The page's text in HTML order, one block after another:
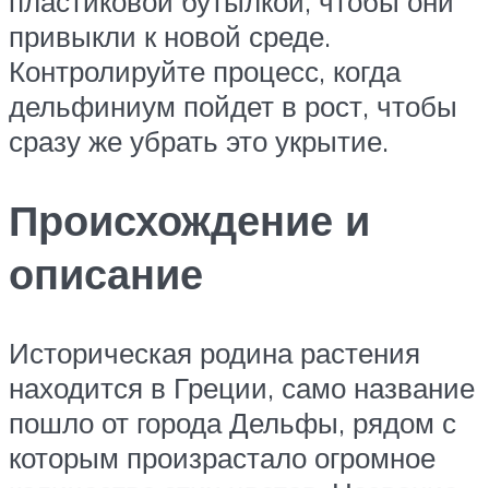
привыкли к новой среде.
Контролируйте процесс, когда
дельфиниум пойдет в рост, чтобы
сразу же убрать это укрытие.
Происхождение и
описание
Историческая родина растения
находится в Греции, само название
пошло от города Дельфы, рядом с
которым произрастало огромное